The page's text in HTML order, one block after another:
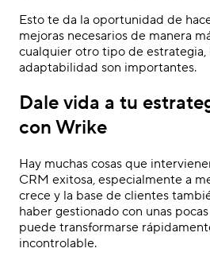
Esto te da la oportunidad de
mejoras necesarios de manera
cualquier otro tipo de estrategia,
adaptabilidad son importantes.
Dale vida a tu
con Wrike
Hay muchas cosas que
CRM exitosa, especialmente a
crece y la base de clientes
haber gestionado con unas
puede transformarse
incontrolable.